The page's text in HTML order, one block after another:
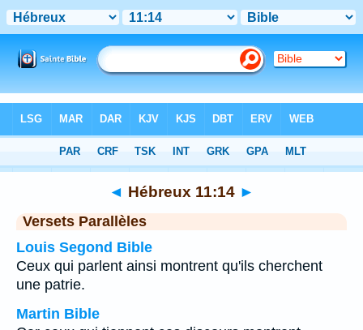
Chapitre 11> Verset 14
◄ Hébreux 11:14 ►
Versets Parallèles
Louis Segond Bible
Ceux qui parlent ainsi montrent qu'ils cherchent
une patrie.
Martin Bible